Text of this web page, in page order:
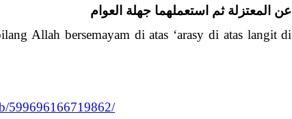
عن المعتزلة ثم استعملهما جهلة العوام
Allah bersemayam di atas ‘arasy di atas langit di
599696166719862/